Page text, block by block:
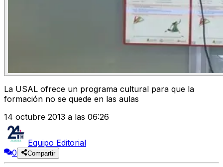
La USAL ofrece un programa cultural para que la
formación no se quede en las aulas
14 octubre 2013 a las 06:26
Equipo Editorial
0
Compartir